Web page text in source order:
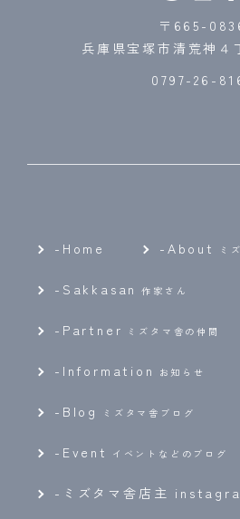
〒665-
兵庫県宝塚市清荒神４
0797-26-
-Home - About ミ
- Sakkasan 作家さん
- Partner ミズタマ舎の仲間
- Information お知らせ
- Blog ミズタマ舎ブログ
- Event イベントなどのブログ
-ミズタマ舎店主